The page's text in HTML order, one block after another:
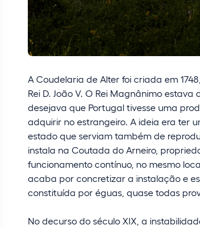
A Coudelaria de Alter foi criada em
Rei D. João V. O Rei Magnânimo
desejava que Portugal tivesse uma
adquirir no estrangeiro. A ideia era ter
estado que serviam também de
instala na Coutada do Arneiro,
funcionamento contínuo, no mesmo
acaba por concretizar a instalação e
constituída por éguas, quase todas
No decurso do século XIX, a